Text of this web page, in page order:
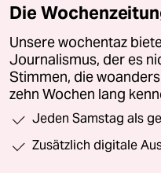
Die
Unsere wochentaz
Journalismus, der es
Stimmen, die
zehn Wochen lang
Jeden Samstag als
Zusätzlich digitale